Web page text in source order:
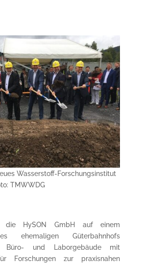
Wasserstoff-Forschungsinstitut
TMWWDG
die HySON GmbH auf einem
ehemaligen Güterbahnhofs
Büro- und Laborgebäude mit
Forschungen zur praxisnahen